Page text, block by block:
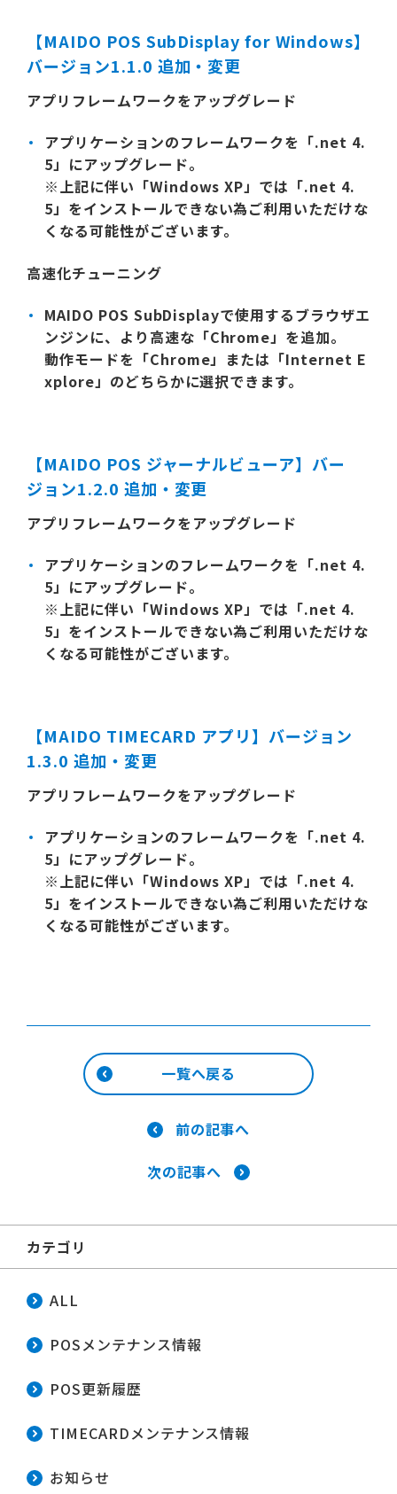
【MAIDO POS SubDisplay for Windows】
バージョン1.1.0 追加・変更
アプリフレームワークをアップグレード
アプリケーションのフレームワークを「.net 4.
5」にアップグレード。
※上記に伴い「Windows XP」では「.net 4.
5」をインストールできない為ご利用いただけな
くなる可能性がございます。
高速化チューニング
MAIDO POS SubDisplayで使用するブラウザエ
ンジンに、より高速な「Chrome」を追加。
動作モードを「Chrome」または「Internet E
xplore」のどちらかに選択できます。
【MAIDO POS ジャーナルビューア】バー
ジョン1.2.0 追加・変更
アプリフレームワークをアップグレード
アプリケーションのフレームワークを「.net 4.
5」にアップグレード。
※上記に伴い「Windows XP」では「.net 4.
5」をインストールできない為ご利用いただけな
くなる可能性がございます。
【MAIDO TIMECARD アプリ】バージョン
1.3.0 追加・変更
アプリフレームワークをアップグレード
アプリケーションのフレームワークを「.net 4.
5」にアップグレード。
※上記に伴い「Windows XP」では「.net 4.
5」をインストールできない為ご利用いただけな
くなる可能性がございます。
一覧へ戻る
前の記事へ
次の記事へ
カテゴリ
ALL
POSメンテナンス情報
POS更新履歴
TIMECARDメンテナンス情報
お知らせ